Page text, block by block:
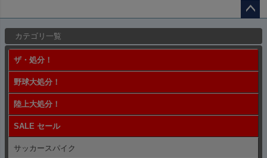
カテゴリ一覧
ザ・処分！
野球大処分！
陸上大処分！
SALE セール
サッカースパイク
ップ